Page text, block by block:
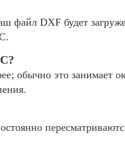
файл DXF будет
обычно это занимает